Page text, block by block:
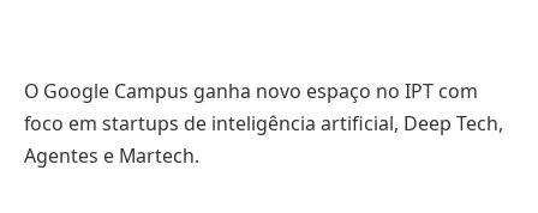
O Google Campus ganha novo espaço no IPT com
foco em startups de inteligência artificial, Deep Tech,
Agentes e Martech.